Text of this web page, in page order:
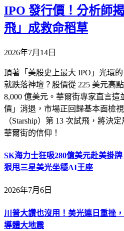
IPO 發行價！分析師
飛」成救命稻草
2026年7月14日
頂著「美股史上最大 IPO」光環
就跌落神壇？股價從 225 美元高
8,000 億美元。華爾街專家直言
價」消退，市場正回歸基本面檢
（Starship）第 13 次試飛，將決
華爾街的信仰！
SK海力士狂吸280億美元赴美掛
狠甩三星美光坐穩AI王座
2026年7月6日
川普大讚也沒用！美光連日重挫
導體大地震